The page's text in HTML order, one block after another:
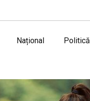
Național Politică